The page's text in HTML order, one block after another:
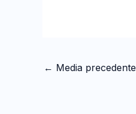
← Media precedente